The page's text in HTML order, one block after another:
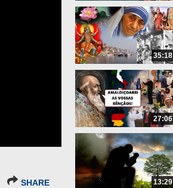
SHARE
35:18
27:06
13:29